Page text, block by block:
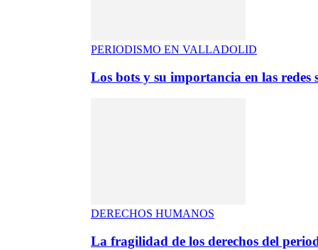
PERIODISMO EN VALLADOLID
Los bots y su importancia en las redes
DERECHOS HUMANOS
La fragilidad de los derechos del